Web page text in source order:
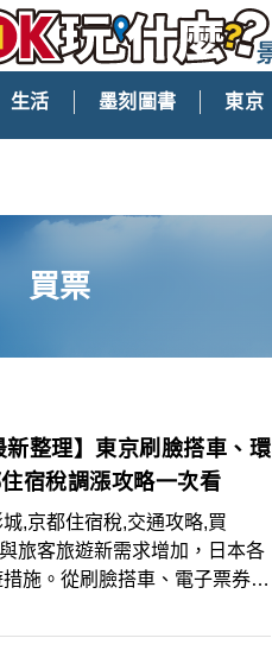
生活 墨刻圖書 東京
買票
新整理】東京刷臉搭車、環
宿稅調漲攻略一次看
,京都住宿稅,交通攻略,買
旅客旅遊新需求增加，日本各
施。從刷臉搭車、電子票券，
，交通新訊攻略一次看！